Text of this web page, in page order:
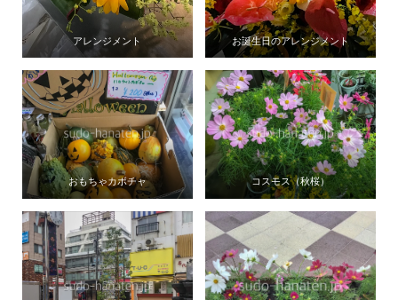
アレンジメント お誕生日のアレンジメント
おもちゃカボチャ コスモス（秋桜）